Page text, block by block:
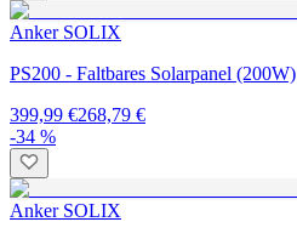
Anker SOLIX
PS200 - Faltbares Solarpanel (200W)
399,99 €268,79 €
-34 %
Anker SOLIX